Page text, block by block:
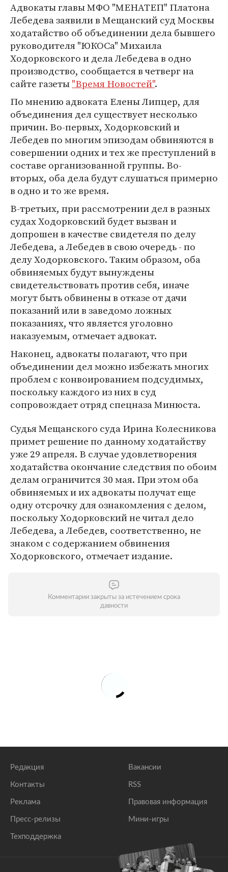
Адвокаты главы МФО "МЕНАТЕП" Платона
Лебедева заявили в Мещанский суд Москвы
ходатайство об объединении дела бывшего
руководителя "ЮКОСа" Михаила
Ходорковского и дела Лебедева в одно
производство, сообщается в четверг на
сайте газеты"Время Новостей".
По мнению адвоката Елены Липцер, для
объединения дел существует несколько
причин. Во-первых, Ходорковский и
Лебедев по многим эпизодам обвиняются в
совершении одних и тех же преступлений в
составе организованной группы. Во-
вторых, оба дела будут слушаться примерно
в одно и то же время.
В-третьих, при рассмотрении дел в разных
судах Ходорковский будет вызван и
допрошен в качестве свидетеля по делу
Лебедева, а Лебедев в свою очередь - по
делу Ходорковского. Таким образом, оба
обвиняемых будут вынуждены
свидетельствовать против себя, иначе
могут быть обвинены в отказе от дачи
показаний или в заведомо ложных
показаниях, что является уголовно
наказуемым, отмечает адвокат.
Наконец, адвокаты полагают, что при
объединении дел можно избежать многих
проблем с конвоированием подсудимых,
поскольку каждого из них в суд
сопровождает отряд спецназа Минюста.
Судья Мещанского суда Ирина Колесникова
примет решение по данному ходатайству
уже 29 апреля. В случае удовлетворения
ходатайства окончание следствия по обоим
делам ограничится 30 мая. При этом оба
обвиняемых и их адвокаты получат еще
одну отсрочку для ознакомления с делом,
поскольку Ходорковский не читал дело
Лебедева, а Лебедев, соответственно, не
знаком с содержанием обвинения
Ходорковского, отмечает издание.
Комментарии закрыты за истечением срока
давности
Редакция
Контакты
Реклама
Пресс-релизы
Техподдержка
Вакансии
RSS
Правовая информация
Мини-игры